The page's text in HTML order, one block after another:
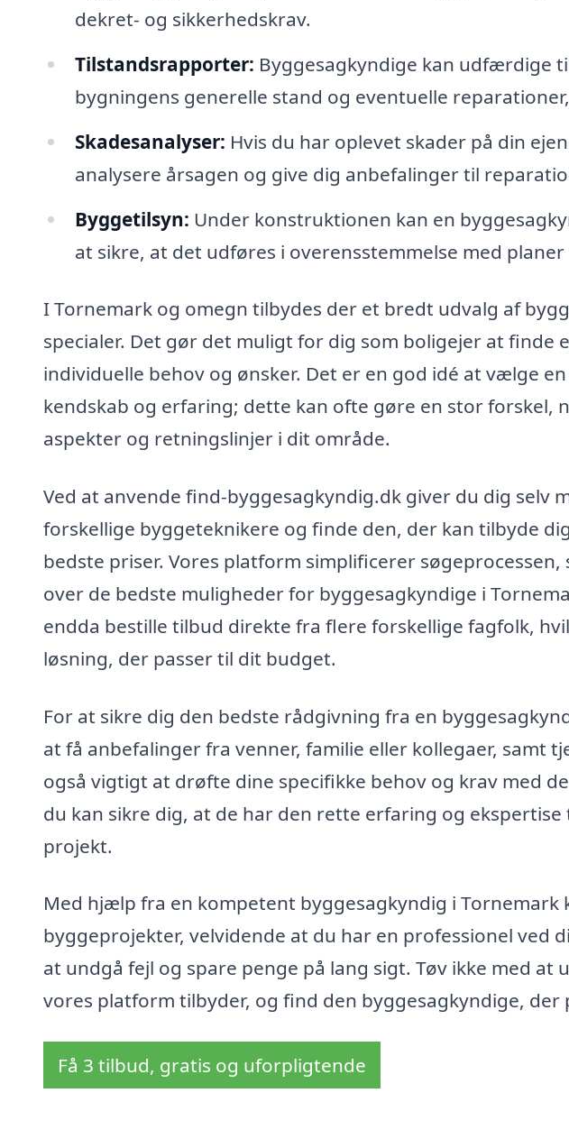
dekret- og sikkerhedskrav.
Tilstandsrapporter: Byggesagkyndige kan udfærdige
bygningens generelle stand og eventuelle
Skadesanalyser: Hvis du har oplevet skader på din
analysere årsagen og give dig anbefalinger til
Byggetilsyn: Under konstruktionen kan en
at sikre, at det udføres i overensstemmelse med
I Tornemark og omegn tilbydes der et bredt udvalg af
specialer. Det gør det muligt for dig som boligejer at finde
individuelle behov og ønsker. Det er en god idé at vælge
kendskab og erfaring; dette kan ofte gøre en stor forskel,
aspekter og retningslinjer i dit område.
Ved at anvende find-byggesagkyndig.dk giver du dig selv
forskellige byggeteknikere og finde den, der kan tilbyde
bedste priser. Vores platform simplificerer
over de bedste muligheder for byggesagkyndige i
endda bestille tilbud direkte fra flere forskellige fagfolk,
løsning, der passer til dit budget.
For at sikre dig den bedste rådgivning fra en
at få anbefalinger fra venner, familie eller kollegaer, samt
også vigtigt at drøfte dine specifikke behov og krav med
du kan sikre dig, at de har den rette erfaring og
projekt.
Med hjælp fra en kompetent byggesagkyndig i Tornemark
byggeprojekter, velvidende at du har en professionel ved
at undgå fejl og spare penge på lang sigt. Tøv ikke med at
vores platform tilbyder, og find den byggesagkyndige, der
Få 3 tilbud, gratis og uforpligtende